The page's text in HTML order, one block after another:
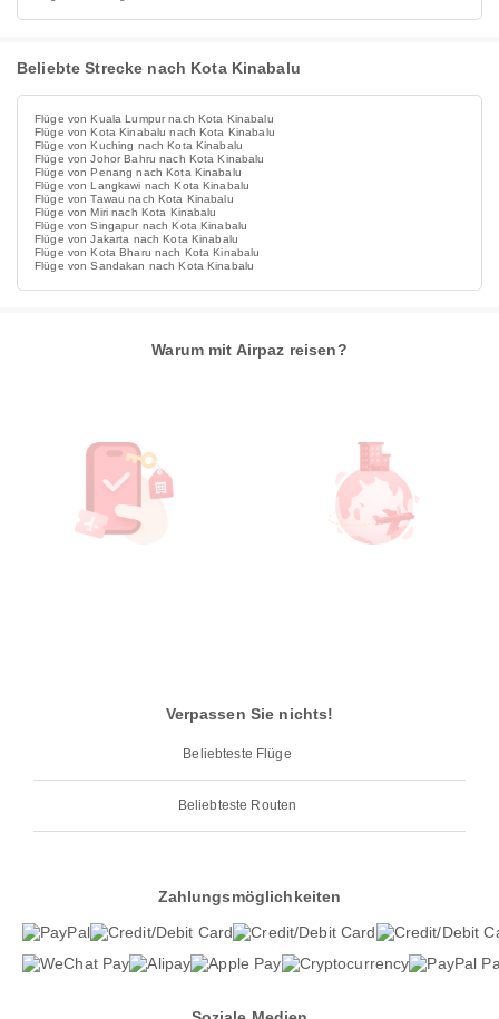
Beliebte Strecke nach Kota Kinabalu
Flüge von Kuala Lumpur nach Kota Kinabalu
Flüge von Kota Kinabalu nach Kota Kinabalu
Flüge von Kuching nach Kota Kinabalu
Flüge von Johor Bahru nach Kota Kinabalu
Flüge von Penang nach Kota Kinabalu
Flüge von Langkawi nach Kota Kinabalu
Flüge von Tawau nach Kota Kinabalu
Flüge von Miri nach Kota Kinabalu
Flüge von Singapur nach Kota Kinabalu
Flüge von Jakarta nach Kota Kinabalu
Flüge von Kota Bharu nach Kota Kinabalu
Flüge von Sandakan nach Kota Kinabalu
Warum mit Airpaz reisen?
Verpassen Sie nichts!
Beliebteste Flüge
Beliebteste Routen
Zahlungsmöglichkeiten